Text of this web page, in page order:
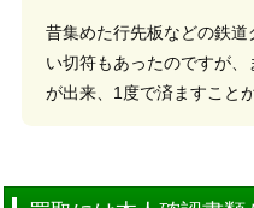
昔集めた行先板などの鉄
い切符もあったのですが
が出来、1度で済ますこと